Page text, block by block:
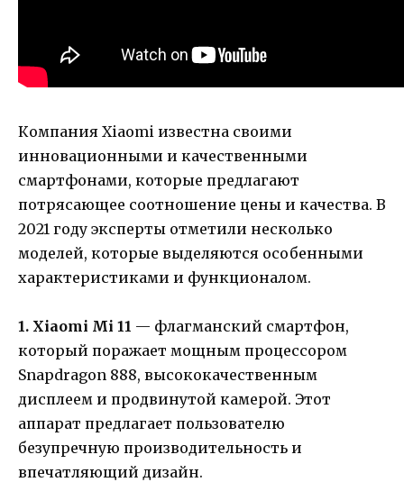
Компания Xiaomi известна своими
инновационными и качественными
смартфонами, которые предлагают
потрясающее соотношение цены и качества. В
2021 году эксперты отметили несколько
моделей, которые выделяются особенными
характеристиками и функционалом.
1. Xiaomi Mi 11 — флагманский смартфон,
который поражает мощным процессором
Snapdragon 888, высококачественным
дисплеем и продвинутой камерой. Этот
аппарат предлагает пользователю
безупречную производительность и
впечатляющий дизайн.